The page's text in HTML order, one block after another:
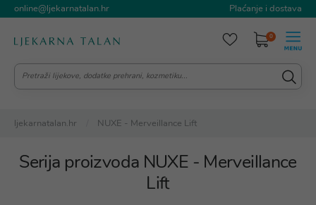
online@ljekarnatalan.hr Plaćanje i dostava
0
ljekarnatalan.hr NUXE - Merveillance Lift
Serija proizvoda NUXE - Merveillance
Lift